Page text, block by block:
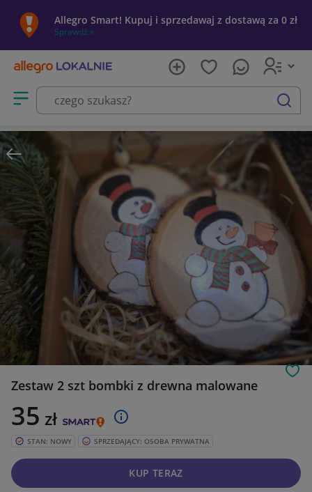
Allegro Smart! Kupuj i sprzedawaj z dostawą za 0 zł
Sprawdź »
Otwórz menu z kategoriami
szukaj
Zestaw 2 szt bombki z drewna malowane
35 zł
STAN: NOWY SPRZEDAJĄCY: OSOBA PRYWATNA
KUP TERAZ